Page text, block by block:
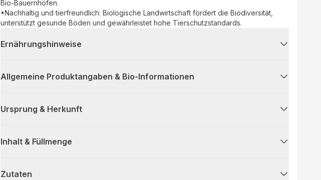
Bio-Bauernhöfen.
•Nachhaltig und tierfreundlich: Biologische Landwirtschaft fördert die Biodiversität,
unterstützt gesunde Böden und gewährleistet hohe Tierschutzstandards.
Ernährungshinweise
Allgemeine Produktangaben & Bio-Informationen
Ursprung & Herkunft
Inhalt & Füllmenge
Zutaten